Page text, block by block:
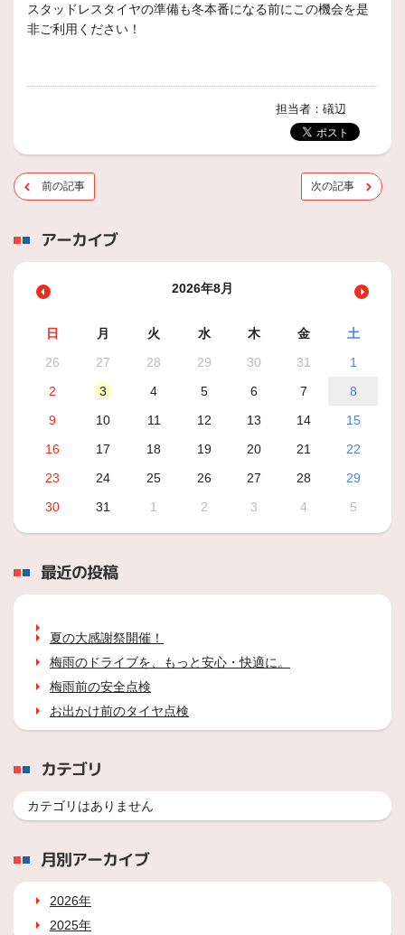
スタッドレスタイヤの準備も冬本番になる前にこの機会を是
非ご利用ください！
担当者：礒辺
前の記事 次の記事
アーカイブ
2026年8月
日 月 火 水 木 金
土
26
27 28 29 30 31
1
2
3 4 5 6 7
8
9
10 11 12 13 14
15
16
17 18 19 20 21
22
23
24 25 26 27 28
29
30
31 1 2 3 4 5
最近の投稿
夏の大感謝祭開催！
梅雨のドライブを、もっと安心・快適に。
梅雨前の安全点検
お出かけ前のタイヤ点検
カテゴリ
カテゴリはありません
月別アーカイブ
2026年
2025年